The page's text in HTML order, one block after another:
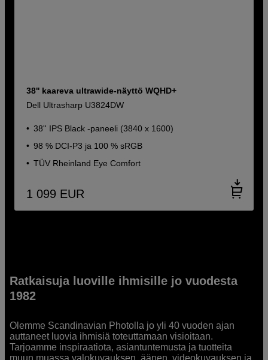
38'' kaareva ultrawide-näyttö WQHD+
Dell Ultrasharp U3824DW
38'' IPS Black -paneeli (3840 x 1600)
98 % DCI-P3 ja 100 % sRGB
TÜV Rheinland Eye Comfort
1 099 EUR
Ratkaisuja luoville ihmisille jo vuodesta
1982
Olemme Scandinavian Photolla jo yli 40 vuoden ajan
auttaneet luovia ihmisiä toteuttamaan visioitaan.
Tarjoamme inspiraatiota, asiantuntemusta ja tuotteita
muun muassa valokuvauksen, äänen, videokuvauksen ja